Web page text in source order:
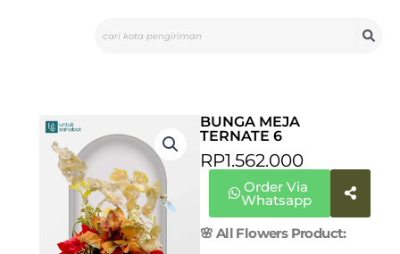
BUNGA MEJA
TERNATE 6
RP1.562.000
Order Via
Whatsapp
🌸 All Flowers Product: